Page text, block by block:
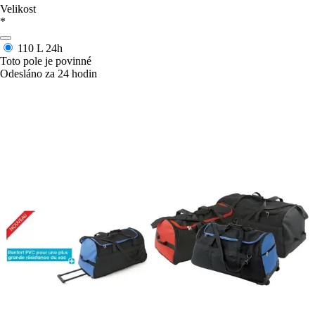
Velikost
*
110 L 24h
Toto pole je povinné
Odesláno za 24 hodin